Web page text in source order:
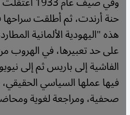
حنة أرندت، ثم أطلقت
هذه "اليهودية الألمانية
على حد تعبيرها، في الهروب من
الفاشية إلى باريس ثم إلى
فيها عملها السياسي
صحفية، ومراجعة لغوية